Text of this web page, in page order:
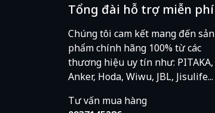
Tổng đài hỗ trợ miễn phí
Chúng tôi cam kết mang đến sản
phẩm chính hãng 100% từ các
thương hiệu uy tín như: PITAKA,
Anker, Hoda, Wiwu, JBL, Jisulife...
Tư vấn mua hàng